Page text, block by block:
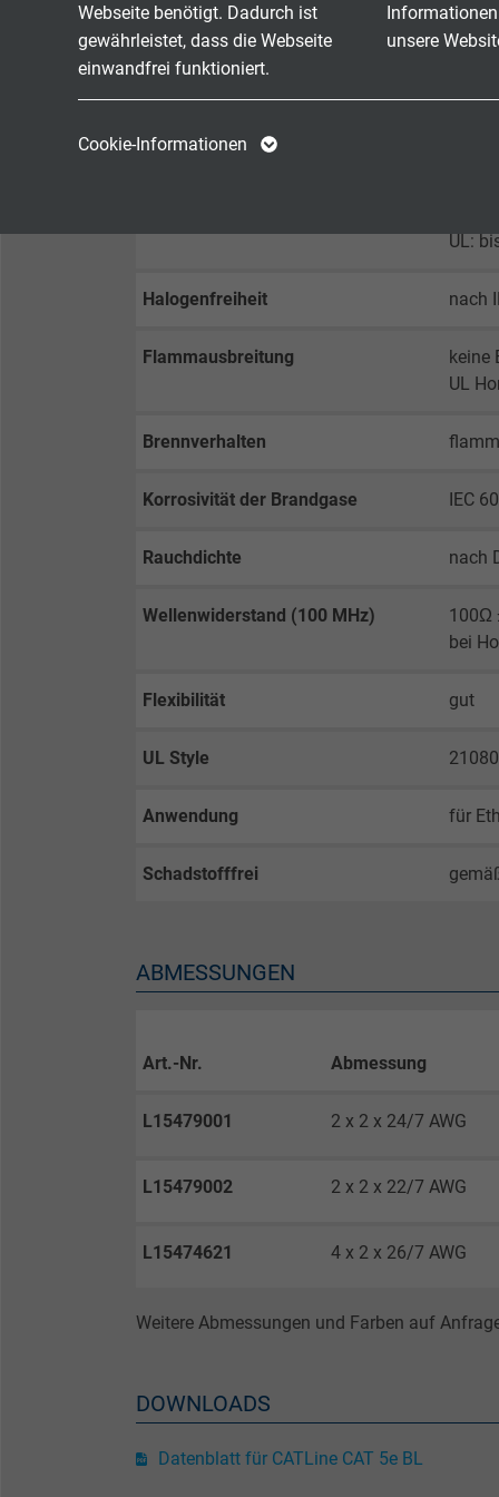
Webseite benötigt. Dadurch ist
gewährleistet, dass die Webseite
einwandfrei funktioniert.
gewählten Tracking-
unsere
Zweck
Anbieter
Laufzeit
Laufzeit
Cookie-Informationen
Prüfspannung
Ader/
Ader/
Mindestbiegeradius
fest
UL:
Halogenfreiheit nach
Flammausbreitung
keine
UL
Brennverhalten
Korrosivität der Brandgase IEC
Rauchdichte nach
Wellenwiderstand (100 MHz)
100Ω
bei
Flexibilität gut
UL Style 21080
Anwendung für
Schadstofffrei
ABMESSUNGEN
Art.-Nr. Abmessung
L15479001 2 x 2 x 24/7 AWG
L15479002 2 x 2 x 22/7 AWG
L15474621 4 x 2 x 26/7 AWG
Weitere Abmessungen und Farben auf
DOWNLOADS
Datenblatt für CATLine CAT 5e BL